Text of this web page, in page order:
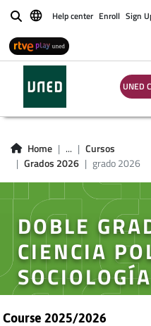
BuscarHelp center Enroll Sign
UNED
Home ...
Cursos
Grados 2026
grado 2026
DOBLE
CIENCIA
SOCIOLOGÍA
Course 2025/2026